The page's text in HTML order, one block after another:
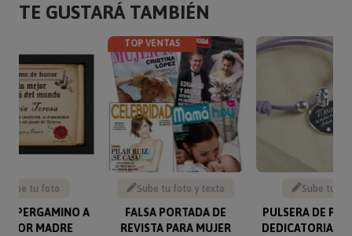
TE GUSTARÁ TAMBIÉN
Sube tu foto
PERGAMINO A
MADRE
TOP VENTAS
Sube tu foto y texto
FALSA PORTADA DE
REVISTA PARA MUJER
Sube tu
PULSERA DE
DEDICATORIA